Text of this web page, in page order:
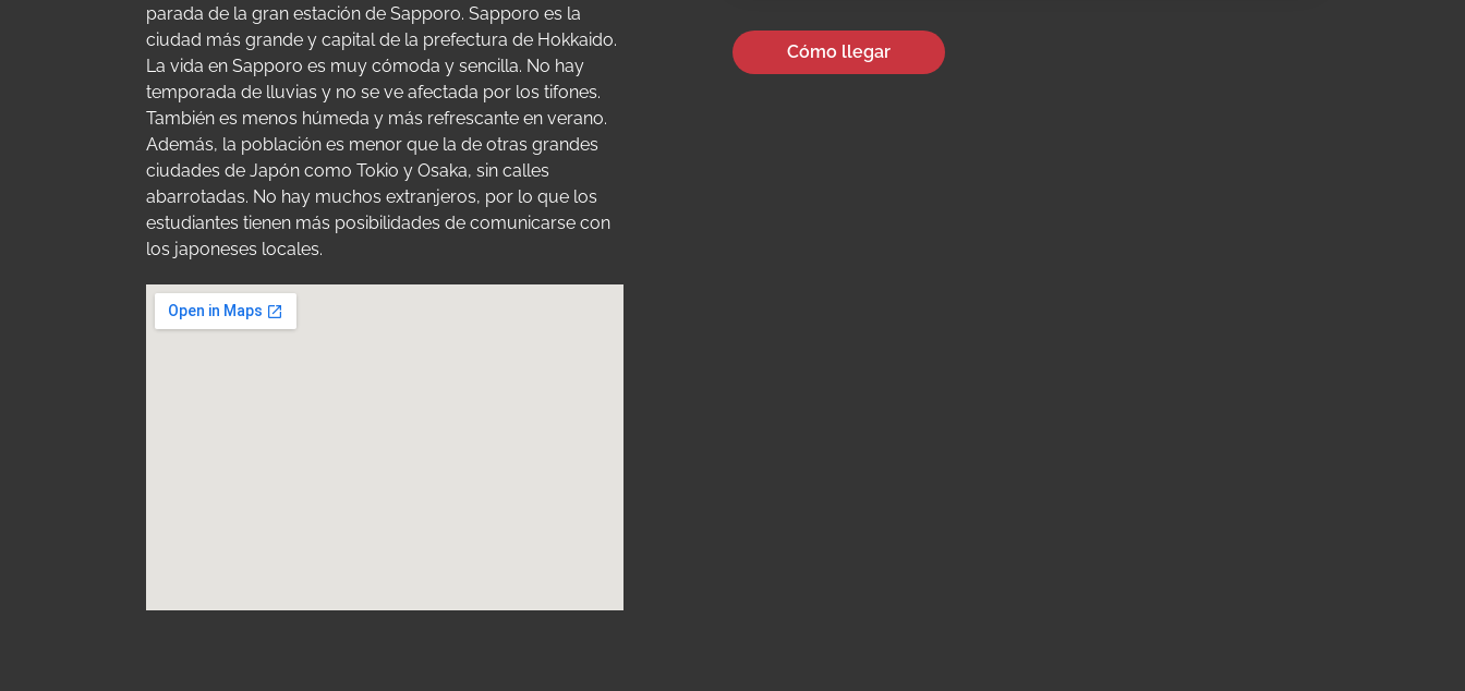
parada de la gran estación de Sapporo. Sapporo es la
ciudad más grande y capital de la prefectura de Hokkaido.
La vida en Sapporo es muy cómoda y sencilla. No hay
temporada de lluvias y no se ve afectada por los tifones.
También es menos húmeda y más refrescante en verano.
Además, la población es menor que la de otras grandes
ciudades de Japón como Tokio y Osaka, sin calles
abarrotadas. No hay muchos extranjeros, por lo que los
estudiantes tienen más posibilidades de comunicarse con
los japoneses locales.
Cómo llegar